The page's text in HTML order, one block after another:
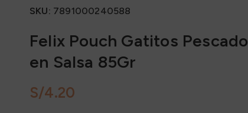
SKU: 7891000240588
Felix Pouch Gatitos Pescado
en Salsa 85Gr
S/